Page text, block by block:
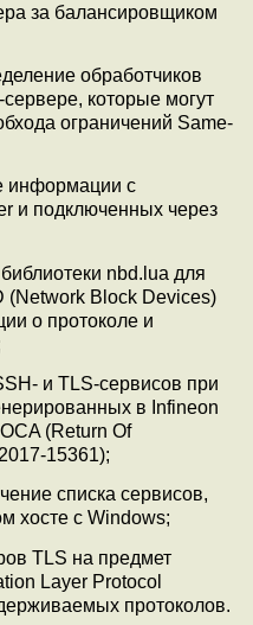
за балансировщиком
обработчиков
которые могут
ограничений Same-
информации с
и подключенных через
nbd.lua для
(Network Block Devices)
о протоколе и
и TLS-сервисов при
в Infineon
(Return Of
15361);
списка сервисов,
хосте с Windows;
TLS на предмет
Layer Protocol
протоколов.